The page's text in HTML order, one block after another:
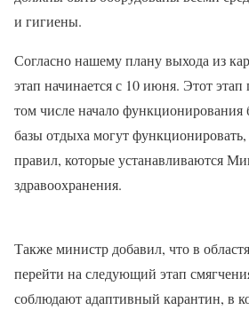
и гигиены.
Согласно нашему плану выхода из
этап начинается с 10 июня. Этот этап
том числе начало функционирования
базы отдыха могут
правил, которые устанавливаются
здравоохранения.
Также министр добавил, что в
перейти на следующий этап
соблюдают адаптивный карантин, в